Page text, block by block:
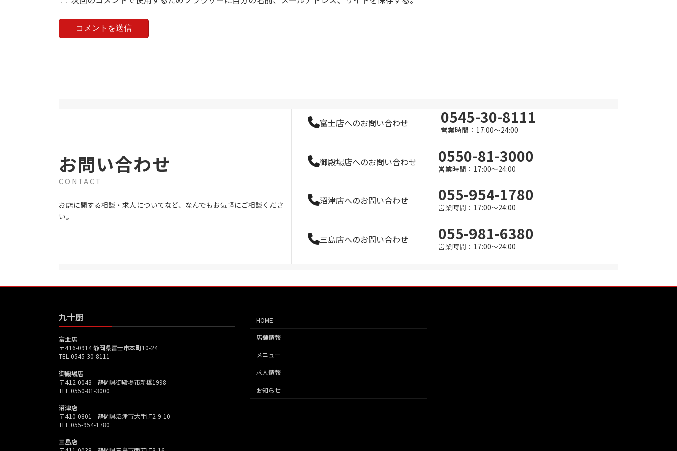
お問い合わせ
CONTACT
お店に関する相談・求人についてなど、なんでもお気軽にご相談くださ
い。
富士店へのお問い合わせ 0545-30-8111
営業時間：17:00～24:00
御殿場店へのお問い合わせ 0550-81-3000
営業時間：17:00～24:00
沼津店へのお問い合わせ 055-954-1780
営業時間：17:00～24:00
三島店へのお問い合わせ 055-981-6380
営業時間：17:00～24:00
九十厨
富士店
〒416-0914 静岡県富士市本町10-24
TEL.0545-30-8111
御殿場店
〒412-0043 静岡県御殿場市新橋1998
TEL.0550-81-3000
沼津店
〒410-0801 静岡県沼津市大手町2-9-10
TEL.055-954-1780
三島店
HOME
店舗情報
メニュー
求人情報
お知らせ